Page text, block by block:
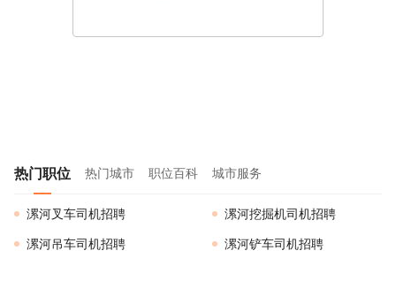
热门职位 热门城市 职位百科 城市服务
漯河叉车司机招聘
漯河挖掘机司机招聘
漯河吊车司机招聘
漯河铲车司机招聘